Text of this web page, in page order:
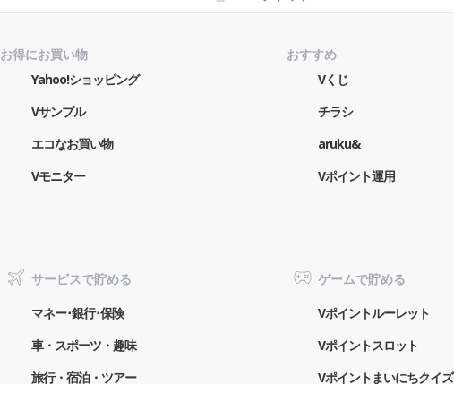
お得にお買い物
Yahoo!ショッピング
Vサンプル
エコなお買い物
Vモニター
おすすめ
Vくじ
チラシ
aruku&
Vポイント運用
サービスで貯める
マネー･銀行･保険
車・スポーツ・趣味
旅行・宿泊・ツアー
ゲームで貯める
Vポイントルーレット
Vポイントスロット
Vポイントまいにちクイズ